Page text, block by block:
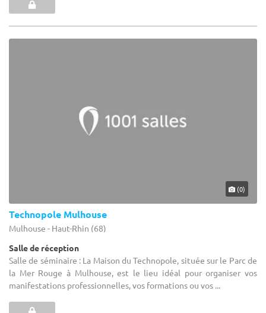
(0)
Technopole Mulhouse
Mulhouse - Haut-Rhin (68)
Salle de réception
Salle de séminaire : La Maison du Technopole, située sur le Parc de
la Mer Rouge à Mulhouse, est le lieu idéal pour organiser vos
manifestations professionnelles, vos formations ou vos ...